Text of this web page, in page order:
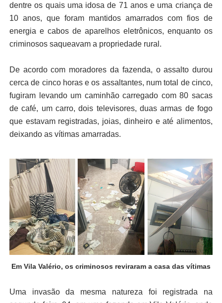
dentre os quais uma idosa de 71 anos e uma criança de
10 anos, que foram mantidos amarrados com fios de
energia e cabos de aparelhos eletrônicos, enquanto os
criminosos saqueavam a propriedade rural.
De acordo com moradores da fazenda, o assalto durou
cerca de cinco horas e os assaltantes, num total de cinco,
fugiram levando um caminhão carregado com 80 sacas
de café, um carro, dois televisores, duas armas de fogo
que estavam registradas, joias, dinheiro e até alimentos,
deixando as vítimas amarradas.
Em Vila Valério, os criminosos reviraram a casa das vítimas
Uma invasão da mesma natureza foi registrada na